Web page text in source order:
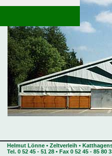
Helmut Lönne • Zeltverleih •
Tel. 0 52 45 - 51 28 • Fax 0 52 45 - 85 80